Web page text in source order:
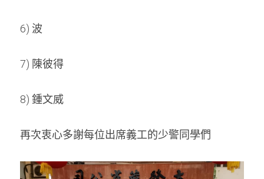
6) 波
7) 陳彼得
8) 鍾文威
再次衷心多謝每位出席義工的少警同學們